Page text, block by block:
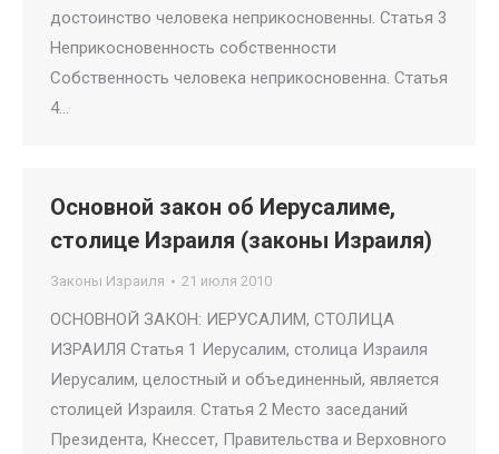
достоинство человека неприкосновенны. Статья 3
Неприкосновенность собственности
Собственность человека неприкосновенна. Статья
4…
Основной закон об Иерусалиме,
столице Израиля (законы Израиля)
Законы Израиля 21 июля 2010
ОСНОВНОЙ ЗАКОН: ИЕРУСАЛИМ, СТОЛИЦА
ИЗРАИЛЯ Статья 1 Иерусалим, столица Израиля
Иерусалим, целостный и объединенный, является
столицей Израиля. Статья 2 Место заседаний
Президента, Кнессет, Правительства и Верховного